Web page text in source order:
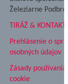
Železiarne
TIRÁŽ & KONTAKT
Prehlásenie o
osobných údajov
Zásady
cookie